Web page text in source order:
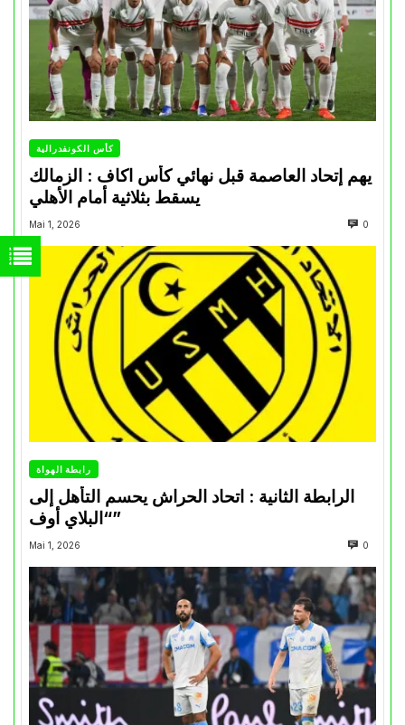
كأس الكونفدرالية
يهم إتحاد العاصمة قبل نهائي كأس اكاف : الزمالك
Mai 1, 2026 0
رابطة الهواة
الرابطة الثانية : اتحاد الحراش يحسم التأهل إلى
“البلاي أوف”
Mai 1, 2026 0